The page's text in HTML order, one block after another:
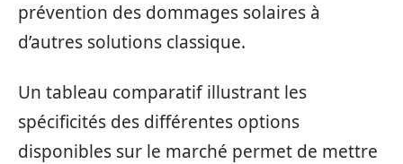
prévention des dommages solaires à
d’autres solutions classique.
Un tableau comparatif illustrant les
spécificités des différentes options
disponibles sur le marché permet de mettre